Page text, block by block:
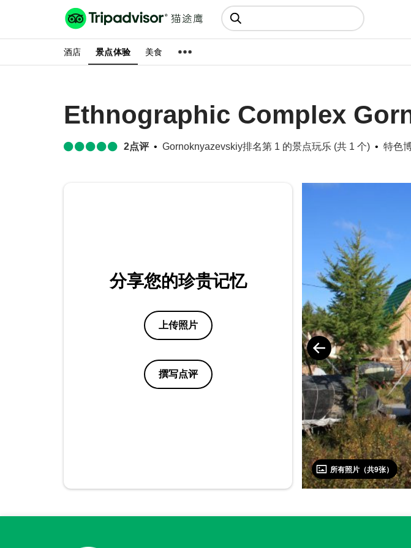
猫途鹰:景点、酒店、美食十亿条
点评
酒店 景点体验 美食
Ethnographic Complex
2点评 Gornoknyazevskiy排名第 1 的景点玩乐 (共 1 个) 特色
分享您的珍贵记忆
上传照片
撰写点评
所有照片（共9张）